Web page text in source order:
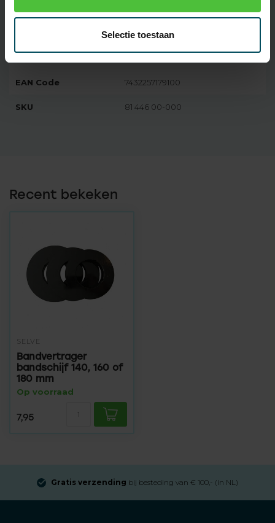
Selectie toestaan
Specificaties
EAN Code 7432257179100
SKU 81 446 00-000
Recent bekeken
SELVE
Bandvertrager
bandschijf 140, 160 of
180 mm
Op voorraad
7,95
Gratis verzending bij besteding van € 100,- (in NL)